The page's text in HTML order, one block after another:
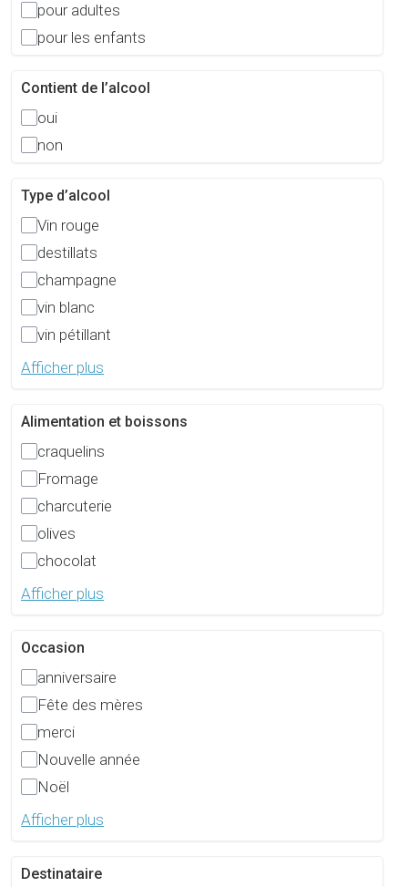
pour adultes
pour les enfants
Contient de l’alcool
oui
non
Type d’alcool
Vin rouge
destillats
champagne
vin blanc
vin pétillant
Afficher plus
Alimentation et boissons
craquelins
Fromage
charcuterie
olives
chocolat
Afficher plus
Occasion
anniversaire
Fête des mères
merci
Nouvelle année
Noël
Afficher plus
Destinataire